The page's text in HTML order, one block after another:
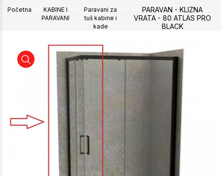
Početna
KABINE I
PARAVANI
Paravani za
tuš kabine i
kade
PARAVAN - KLIZNA
VRATA - 80 ATLAS PRO
BLACK
PARAVAN - KLIZNA VRATA - 80 ATLAS PRO BLACK